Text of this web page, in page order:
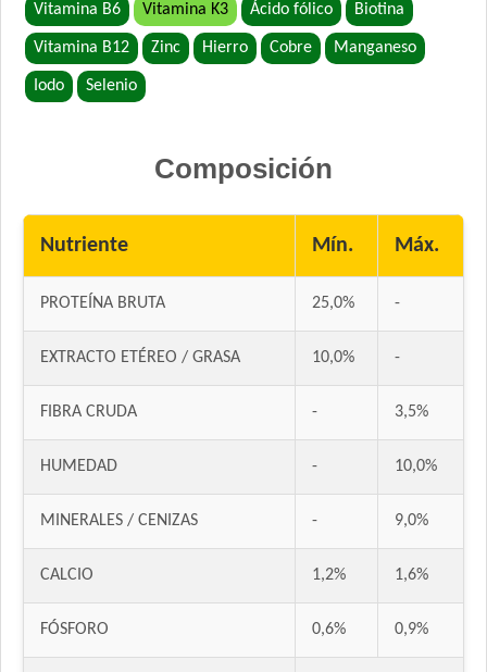
Vitamina B6 Vitamina K3 Ácido fólico Biotina
Vitamina B12 Zinc Hierro Cobre Manganeso
Iodo Selenio
Composición
Nutriente Mín. Máx.
PROTEÍNA BRUTA 25,0% -
EXTRACTO ETÉREO / GRASA 10,0% -
FIBRA CRUDA - 3,5%
HUMEDAD - 10,0%
MINERALES / CENIZAS - 9,0%
CALCIO 1,2% 1,6%
FÓSFORO 0,6% 0,9%